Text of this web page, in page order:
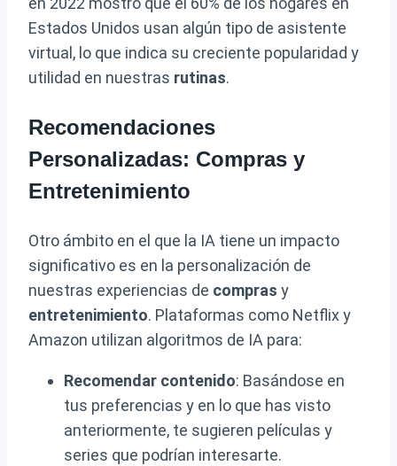
Estados Unidos usan algún tipo de asistente
virtual, lo que indica su creciente popularidad y
utilidad en nuestras rutinas.
Recomendaciones
Personalizadas: Compras y
Entretenimiento
Otro ámbito en el que la IA tiene un impacto
significativo es en la personalización de
nuestras experiencias de compras y
entretenimiento. Plataformas como Netflix y
Amazon utilizan algoritmos de IA para:
Recomendar contenido: Basándose en
tus preferencias y en lo que has visto
anteriormente, te sugieren películas y
series que podrían interesarte.